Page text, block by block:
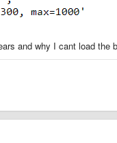
and why I cant load the